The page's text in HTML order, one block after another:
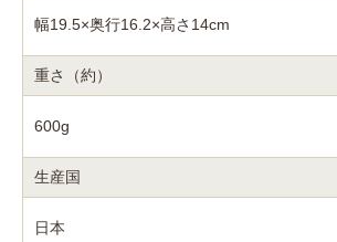
幅19.5×奥行16.2×高さ14cm
重さ（約）
600g
生産国
日本